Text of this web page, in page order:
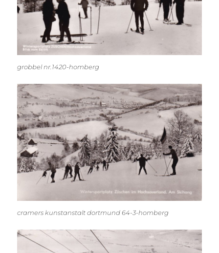
grobbel nr.1420-homberg
cramers kunstanstalt dortmund 64-3-homberg